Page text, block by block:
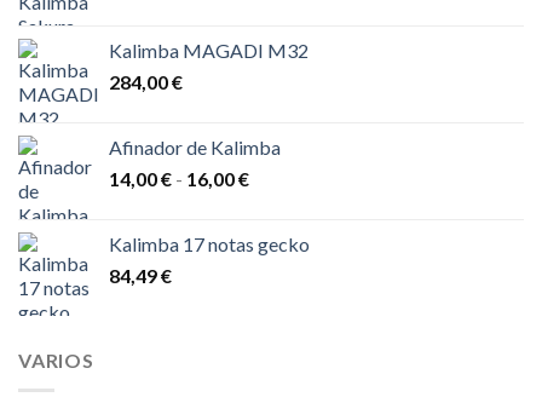
desde
48,00 €
Kalimba MAGADI M32
284,00€
Afinador de Kalimba
14,00€ - 16,00€Rango
desde
Kalimba 17 notas gecko
84,49€
VARIOS